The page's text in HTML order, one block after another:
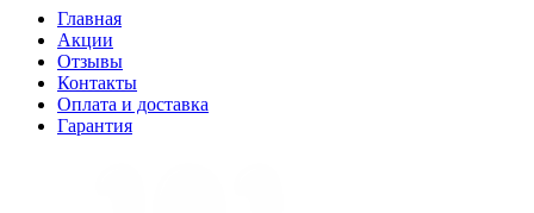
Главная
Акции
Отзывы
Контакты
Оплата и доставка
Гарантия